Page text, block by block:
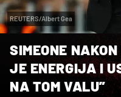
REUTERS/Albert Gea
SIMEONE
JE ENERGIJA I
NA TOM VALU”